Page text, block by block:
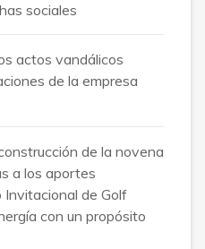
sociales
actos vandálicos
de la empresa
de la novena
a los aportes
Invitacional de Golf
con un propósito